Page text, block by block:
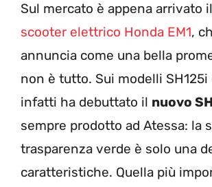
Sul mercato è appena arrivato il
scooter elettrico Honda EM1,
annuncia come una bella
non è tutto. Sui modelli SH125i
infatti ha debuttato il nuovo
sempre prodotto ad Atessa: la
trasparenza verde è solo una
caratteristiche. Quella più